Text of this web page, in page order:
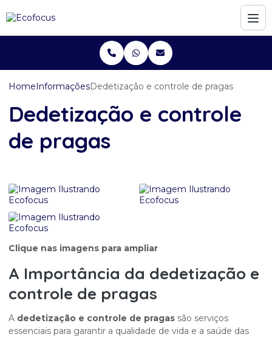
HomeInformaçõesDedetização e controle de pragas
Dedetização e controle
de pragas
Clique nas imagens para ampliar
A Importância da dedetização e
controle de pragas
A dedetização e controle de pragas são serviços
essenciais para garantir a qualidade de vida e a saúde das